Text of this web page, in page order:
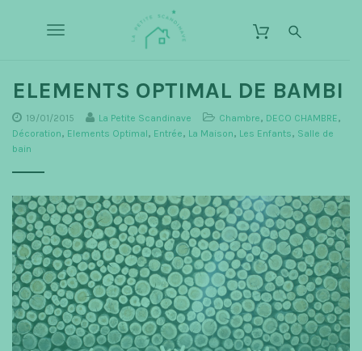
T
g
g
n
a
v
i
g
t
t
a
n
d
i
n
a
v
ELEMENTS OPTIMAL DE BAMBI
19/01/2015 La Petite Scandinave Chambre, DECO CHAMBRE,
Décoration, Elements Optimal, Entrée, La Maison, Les Enfants, Salle de
bain